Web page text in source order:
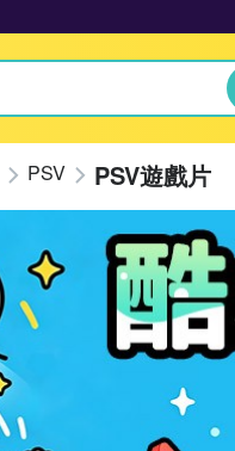
PSV PSV遊戲片